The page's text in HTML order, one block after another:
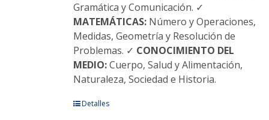
Gramática y Comunicación. ✓
MATEMÁTICAS:Número y Operaciones,
Medidas, Geometría y Resolución de
Problemas. ✓ CONOCIMIENTO DEL
MEDIO:Cuerpo, Salud y Alimentación,
Naturaleza, Sociedad e Historia.
EsteDetalles